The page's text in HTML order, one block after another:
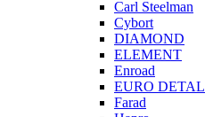
Carl Steelman
Cybort
DIAMOND
ELEMENT
Enroad
EURO DETAL
Farad